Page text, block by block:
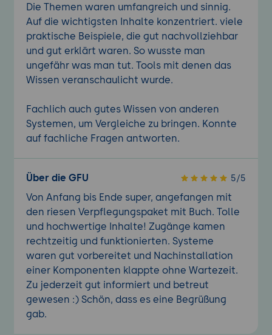
Die Themen waren umfangreich und sinnig.
Auf die wichtigsten Inhalte konzentriert. viele
praktische Beispiele, die gut nachvollziehbar
und gut erklärt waren. So wusste man
ungefähr was man tut. Tools mit denen das
Wissen veranschaulicht wurde.
Fachlich auch gutes Wissen von anderen
Systemen, um Vergleiche zu bringen. Konnte
auf fachliche Fragen antworten.
Über die GFU 5/5
Von Anfang bis Ende super, angefangen mit
den riesen Verpflegungspaket mit Buch. Tolle
und hochwertige Inhalte! Zugänge kamen
rechtzeitig und funktionierten. Systeme
waren gut vorbereitet und Nachinstallation
einer Komponenten klappte ohne Wartezeit.
Zu jederzeit gut informiert und betreut
gewesen :) Schön, dass es eine Begrüßung
gab.